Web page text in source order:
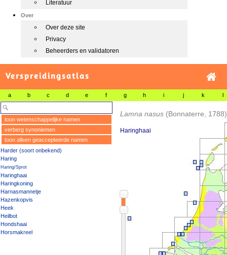
Literatuur
Over
Over deze site
Privacy
Beheerders en validatoren
Verspreidingsatlas
a b c d e f g h i j k l
toon wetenschappelijke namen
verberg synoniemen
toon alleen geaccepteerde namen
Harder (soort onbekend)
Haring
Haring/Sprot
Haringhaai
Haringkoning
Harnasmannetje
Hazenkopvis
Heek
Heilbot
Hondshaai
Horsmakreel
Lamna nasus (Bonnaterre, 1788)
Haringhaai